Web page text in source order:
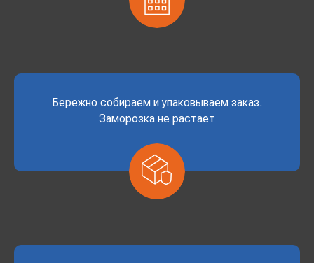
Бережно собираем и упаковываем заказ.
Заморозка не растает